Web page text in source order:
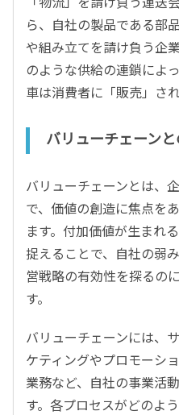
ら、自社の製品である部
や組み立てを請け負う企
のような供給の連鎖によ
車は消費者に「販売」され
バリューチェーン
バリューチェーンとは、
で、価値の創造に焦点を
ます。付加価値が生まれ
捉えることで、自社の弱
営戦略の有効性を探るの
す。
バリューチェーンには、
ケティングやプロモーシ
業務など、自社の事業活
す。各プロセスがどのよ